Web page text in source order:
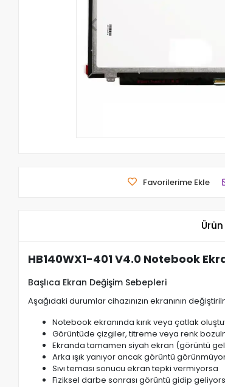
Favorilerime Ekle
HB140WX1-401 V4.0 Notebook
Başlıca Ekran Değişim Sebepleri
Aşağıdaki durumlar cihazınızın ekranının
Notebook ekranında kırık veya çatlak
Görüntüde çizgiler, titreme veya renk
Ekranda tamamen siyah ekran (görüntü
Arka ışık yanıyor ancak görüntü
Sıvı teması sonucu ekran tepki vermiyorsa
Fiziksel darbe sonrası görüntü gidip